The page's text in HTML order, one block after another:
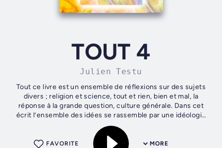
TOUT 4
Julien Testu
Tout ce livre est un ensemble de réflexions sur des sujets
divers ; religion et science, tout et rien, bien et mal, la
réponse à la grande question, culture générale. Dans cet
écrit l’ensemble des idées se rassemble par une idéologie
singulière,...
MORE
FAVORITE